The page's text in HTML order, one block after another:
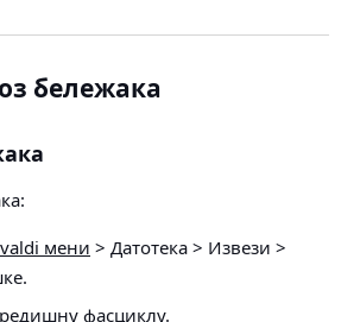
бележака
мени > Датотека > Извези >
.
фасциклу.